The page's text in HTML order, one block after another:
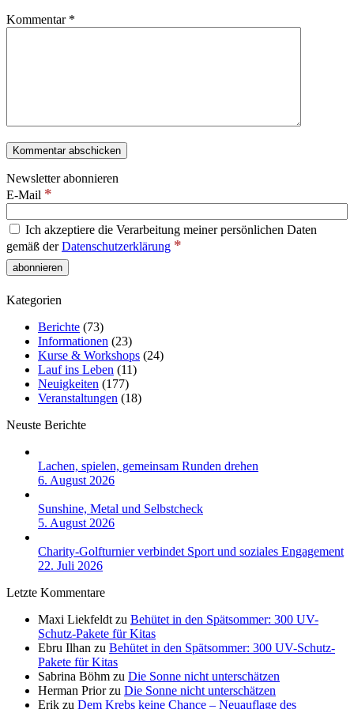
Kommentar *
Newsletter abonnieren
E-Mail *
Ich akzeptiere die Verarbeitung meiner persönlichen Daten
gemäß derDatenschutzerklärung *
Kategorien
Berichte (73)
Informationen (23)
Kurse & Workshops (24)
Lauf ins Leben (11)
Neuigkeiten (177)
Veranstaltungen (18)
Neuste Berichte
Lachen, spielen, gemeinsam Runden drehen
6. August 2026
Sunshine, Metal und Selbstcheck
5. August 2026
Charity-Golfturnier verbindet Sport und soziales Engagement
22. Juli 2026
Letzte Kommentare
Maxi Liekfeldt zu Behütet in den Spätsommer: 300 UV-
Schutz-Pakete für Kitas
Ebru Ilhan zu Behütet in den Spätsommer: 300 UV-Schutz-
Pakete für Kitas
Sabrina Böhm zu Die Sonne nicht unterschätzen
Herman Priorzu Die Sonne nicht unterschätzen
Erik zu Dem Krebs keine Chance – Neuauflage des